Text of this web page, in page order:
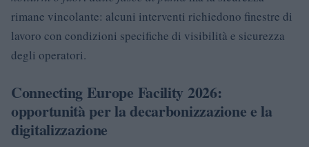
rimane vincolante: alcuni interventi richiedono finestre di
lavoro con condizioni specifiche di visibilità e sicurezza
degli operatori.
Connecting Europe Facility 2026:
opportunità per la decarbonizzazione e la
digitalizzazione